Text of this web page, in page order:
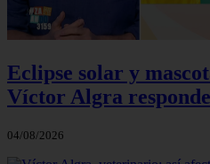
Eclipse solar y
Víctor Algra
04/08/2026